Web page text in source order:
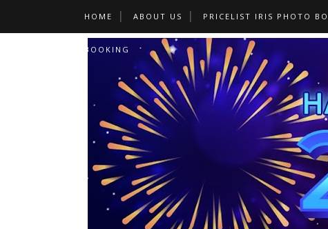
HOME ABOUT US PRICELIST IRIS PHOTO
BOOKING